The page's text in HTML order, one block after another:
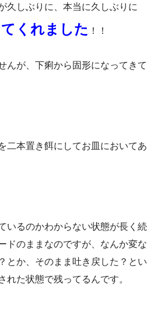
久しぶりに、本当に久しぶりに
くれました ！！
んが、下痢から固形になってきて
二本置き餌にしてお皿においてあ
いるのかわからない状態が長く続
ドのままなのですが、なんか変な
とか、そのまま吐き戻した？とい
れた状態で残ってるんです。